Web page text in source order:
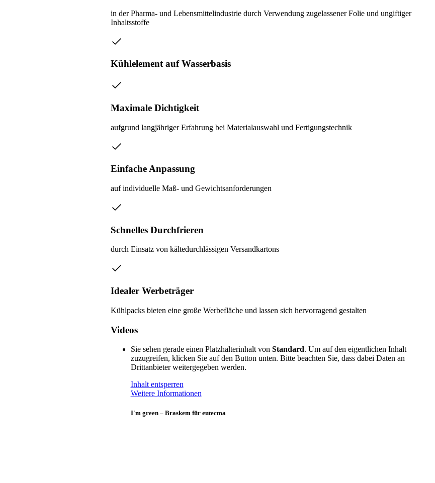
in der Pharma- und Lebensmittelindustrie durch Verwendung zugelassener Folie und ungiftiger
Inhaltsstoffe
Kühlelement auf Wasserbasis
Maximale Dichtigkeit
aufgrund langjähriger Erfahrung bei Materialauswahl und Fertigungstechnik
Einfache Anpassung
auf individuelle Maß- und Gewichtsanforderungen
Schnelles Durchfrieren
durch Einsatz von kältedurchlässigen Versandkartons
Idealer Werbeträger
Kühlpacks bieten eine große Werbefläche und lassen sich hervorragend gestalten
Videos
Sie sehen gerade einen Platzhalterinhalt von Standard. Um auf den eigentlichen Inhalt
zuzugreifen, klicken Sie auf den Button unten. Bitte beachten Sie, dass dabei Daten an
Drittanbieter weitergegeben werden.
Inhalt entsperren
Weitere Informationen
I'm green – Braskem für eutecma